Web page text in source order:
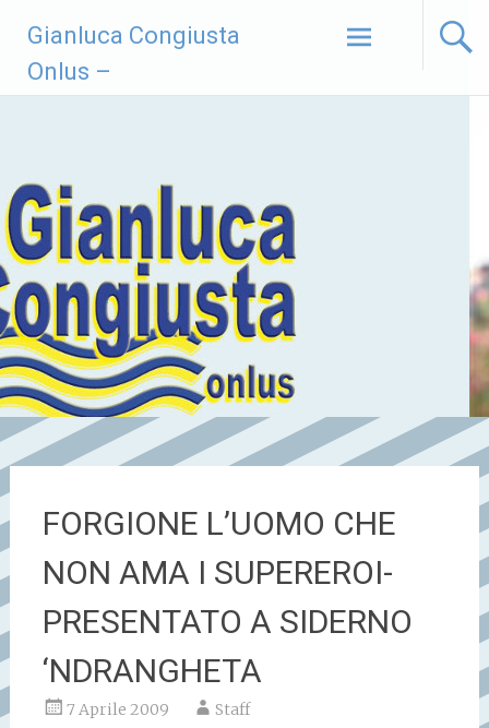
contenuto
Gianluca Congiusta
Onlus –
FORGIONE L’UOMO CHE
NON AMA I SUPEREROI-
PRESENTATO A SIDERNO
‘NDRANGHETA
7 Aprile 2009 Staff